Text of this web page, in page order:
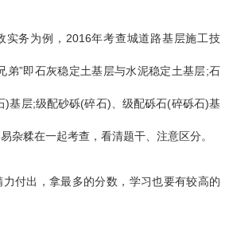
务为例，2016年考查城道路基层施工技
弟”即石灰稳定土基层与水泥稳定土基层;石
)基层;级配砂砾(碎石)、级配砾石(碎砾石)基
杂糅在一起考查，看清题干、注意区分。
出，拿最多的分数，学习也要有较高的